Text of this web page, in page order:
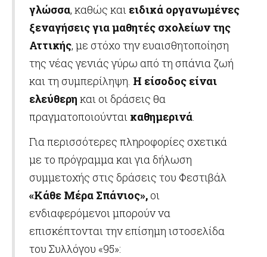
γλώσσα, καθώς και ειδικά οργανωμένες
ξεναγήσεις για μαθητές σχολείων της
Αττικής, με στόχο την ευαισθητοποίηση
της νέας γενιάς γύρω από τη σπάνια ζωή
και τη συμπερίληψη. Η είσοδος είναι
ελεύθερη και οι δράσεις θα
πραγματοποιούνται καθημερινά.
Για περισσότερες πληροφορίες σχετικά
με το πρόγραμμα και για δήλωση
συμμετοχής στις δράσεις του Φεστιβάλ
«Κάθε Μέρα Σπάνιος», οι
ενδιαφερόμενοι μπορούν να
επισκέπτονται την επίσημη ιστοσελίδα
του Συλλόγου «95»: